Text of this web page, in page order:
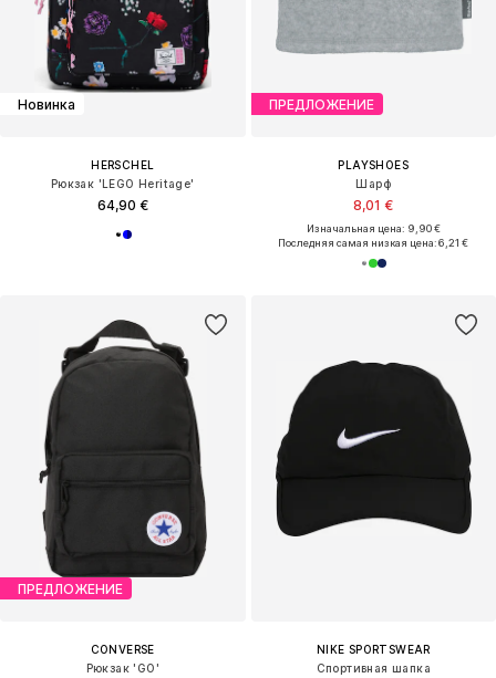
Новинка
HERSCHEL
Рюкзак 'LEGO Heritage'
64,90 €
ПРЕДЛОЖЕНИЕ
PLAYSHOES
Шарф
8,01 €
Изначальная цена: 9,90 €
Последняя самая низкая цена:6,21 €
ПРЕДЛОЖЕНИЕ
CONVERSE
Рюкзак 'GO'
NIKE SPORTSWEAR
Спортивная шапка